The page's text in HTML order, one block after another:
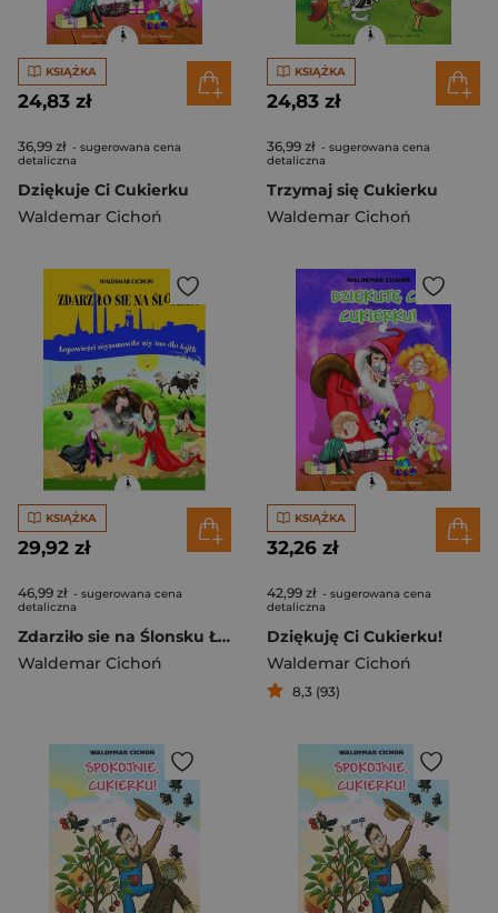
KSIĄŻKA
24,83 zł
36,99 zł - sugerowana cena
detaliczna
Dziękuje Ci Cukierku
Waldemar Cichoń
KSIĄŻKA
24,83 zł
36,99 zł - sugerowana cena
detaliczna
Trzymaj się Cukierku
Waldemar Cichoń
KSIĄŻKA
29,92 zł
46,99 zł - sugerowana cena
detaliczna
Zdarziło sie na Ślonsku Łopowieści niysamowite niy ino dlo bajtli
Waldemar Cichoń
KSIĄŻKA
32,26 zł
42,99 zł - sugerowana cena
detaliczna
Dziękuję Ci Cukierku!
Waldemar Cichoń
8,3 (93)